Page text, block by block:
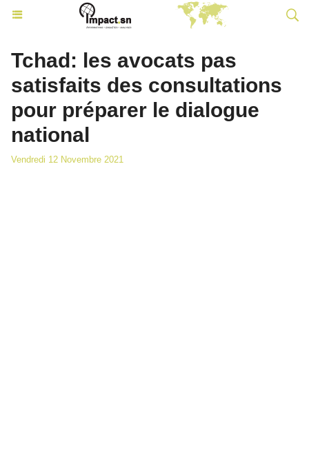
Tchad: les avocats pas
satisfaits des consultations
pour préparer le dialogue
national
Vendredi 12 Novembre 2021